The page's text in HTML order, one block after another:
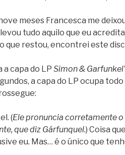
meses Francesca me
tudo aquilo que eu
que restou, encontrei este
a capa do LP Simon &
a capa do LP ocupa
(Ele pronuncia corretamente o
que diz Gárfunquel.) Coisa
eu. Mas… é o único que